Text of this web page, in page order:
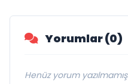
Yorumlar (0)
Henüz yorum